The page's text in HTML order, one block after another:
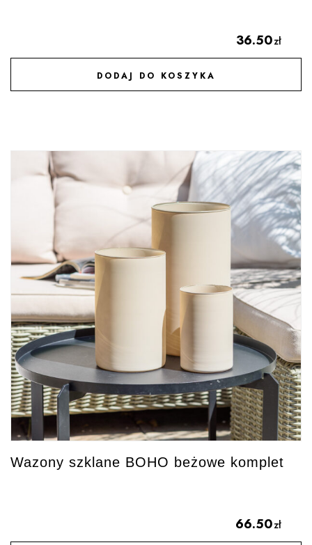
36.50zł
DODAJ DO KOSZYKA
DODAJ DO ULUBIONYCH
Wazony szklane BOHO beżowe komplet
66.50zł